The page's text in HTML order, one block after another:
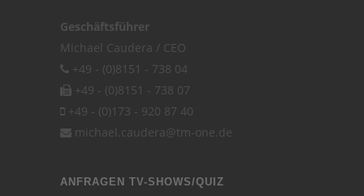
Geschäftsführer
Michael Caudera / CEO
+49 - (0)8151 - 738 04
+49 - (0)8151 - 738 07
+49 - (0)173 - 920 87 40
michael.caudera@tm-one.de
ANFRAGEN TV-SHOWS/QUIZ